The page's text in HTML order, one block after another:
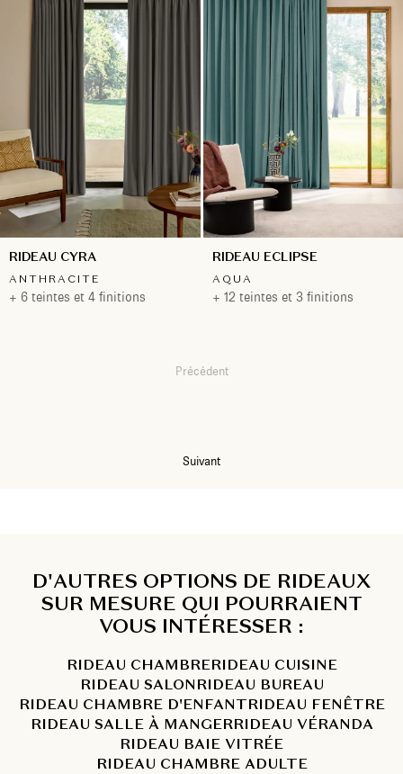
RIDEAU CYRA
ANTHRACITE
+ 6 teintes et 4 finitions
RIDEAU ECLIPSE
AQUA
+ 12 teintes et 3 finitions
Précédent
Suivant
D'AUTRES OPTIONS DE RIDEAUX
SUR MESURE QUI POURRAIENT
VOUS INTÉRESSER :
RIDEAU CHAMBRERIDEAU CUISINE
RIDEAU SALONRIDEAU BUREAU
RIDEAU CHAMBRE D'ENFANTRIDEAU FENÊTRE
RIDEAU SALLE À MANGERRIDEAU VÉRANDA
RIDEAU BAIE VITRÉE
RIDEAU CHAMBRE ADULTE